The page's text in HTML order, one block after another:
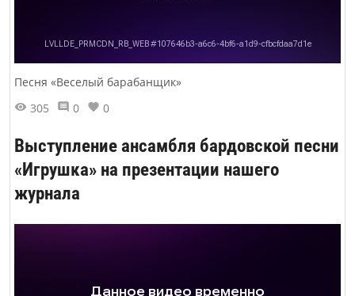
Песня «Веселый барабанщик»
305
0 0
Выступление ансамбля бардовской песни
«Игрушка» на презентации нашего
журнала